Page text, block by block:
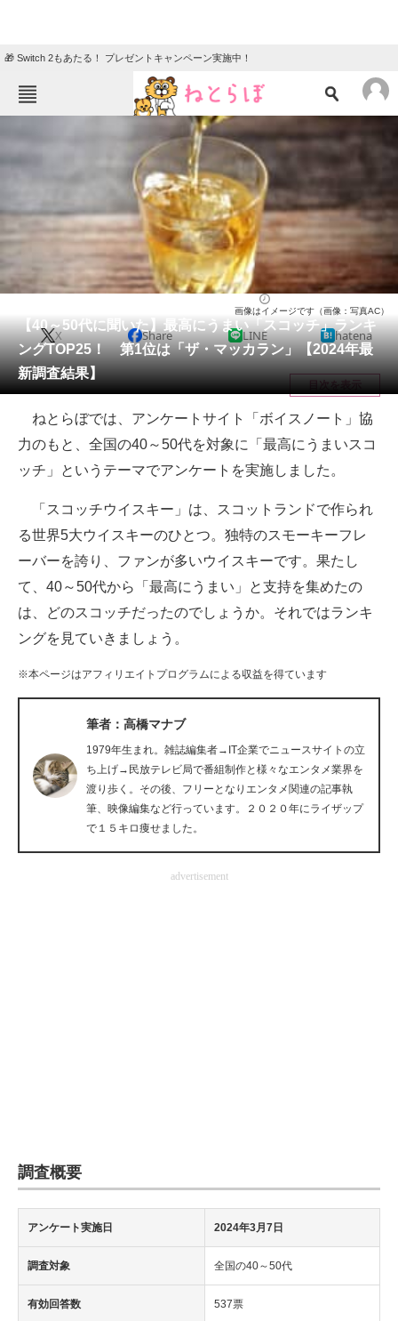
🎁 Switch 2もあたる！ プレゼントキャンペーン実施中！
ニュース
クイズ
グルメ 地域
教育・育児
動物 リサーチ
会員記事
メディア
注目記事を集めた総合ページ
ITの今と未来を見通す
スマホと通信の最新トレンド
進化するPCとデバイスの未来
ビジネスと働き方のヒント
マーケ×ITの今がよく分かる
ITエンジニア向け専門サイト
IT製品の技術・比較・事例
【40～50代に聞いた】最高にうまい「スコッチ」ランキ
ングTOP25！ 第1位は「ザ・マッカラン」【2024年最
新調査結果】
画像はイメージです（画像：写真AC）
X Share LINE hatena
目次を表示
ねとらぼでは、アンケートサイト「ボイスノート」協
力のもと、全国の40～50代を対象に「最高にうまいスコ
ッチ」というテーマでアンケートを実施しました。
「スコッチウイスキー」は、スコットランドで作られ
る世界5大ウイスキーのひとつ。独特のスモーキーフレ
ーバーを誇り、ファンが多いウイスキーです。果たし
て、40～50代から「最高にうまい」と支持を集めたの
は、どのスコッチだったのでしょうか。それではランキ
ングを見ていきましょう。
※本ページはアフィリエイトプログラムによる収益を得ています
筆者：高橋マナブ
1979年生まれ。雑誌編集者→IT企業でニュースサイトの立
ち上げ→民放テレビ局で番組制作と様々なエンタメ業界を
渡り歩く。その後、フリーとなりエンタメ関連の記事執
筆、映像編集など行っています。２０２０年にライザップ
で１５キロ痩せました。
advertisement
調査概要
アンケート実施日 2024年3月7日
調査対象 全国の40～50代
有効回答数 537票